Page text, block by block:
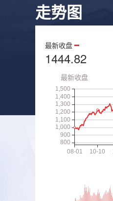
走势图
最新收盘
1444.82